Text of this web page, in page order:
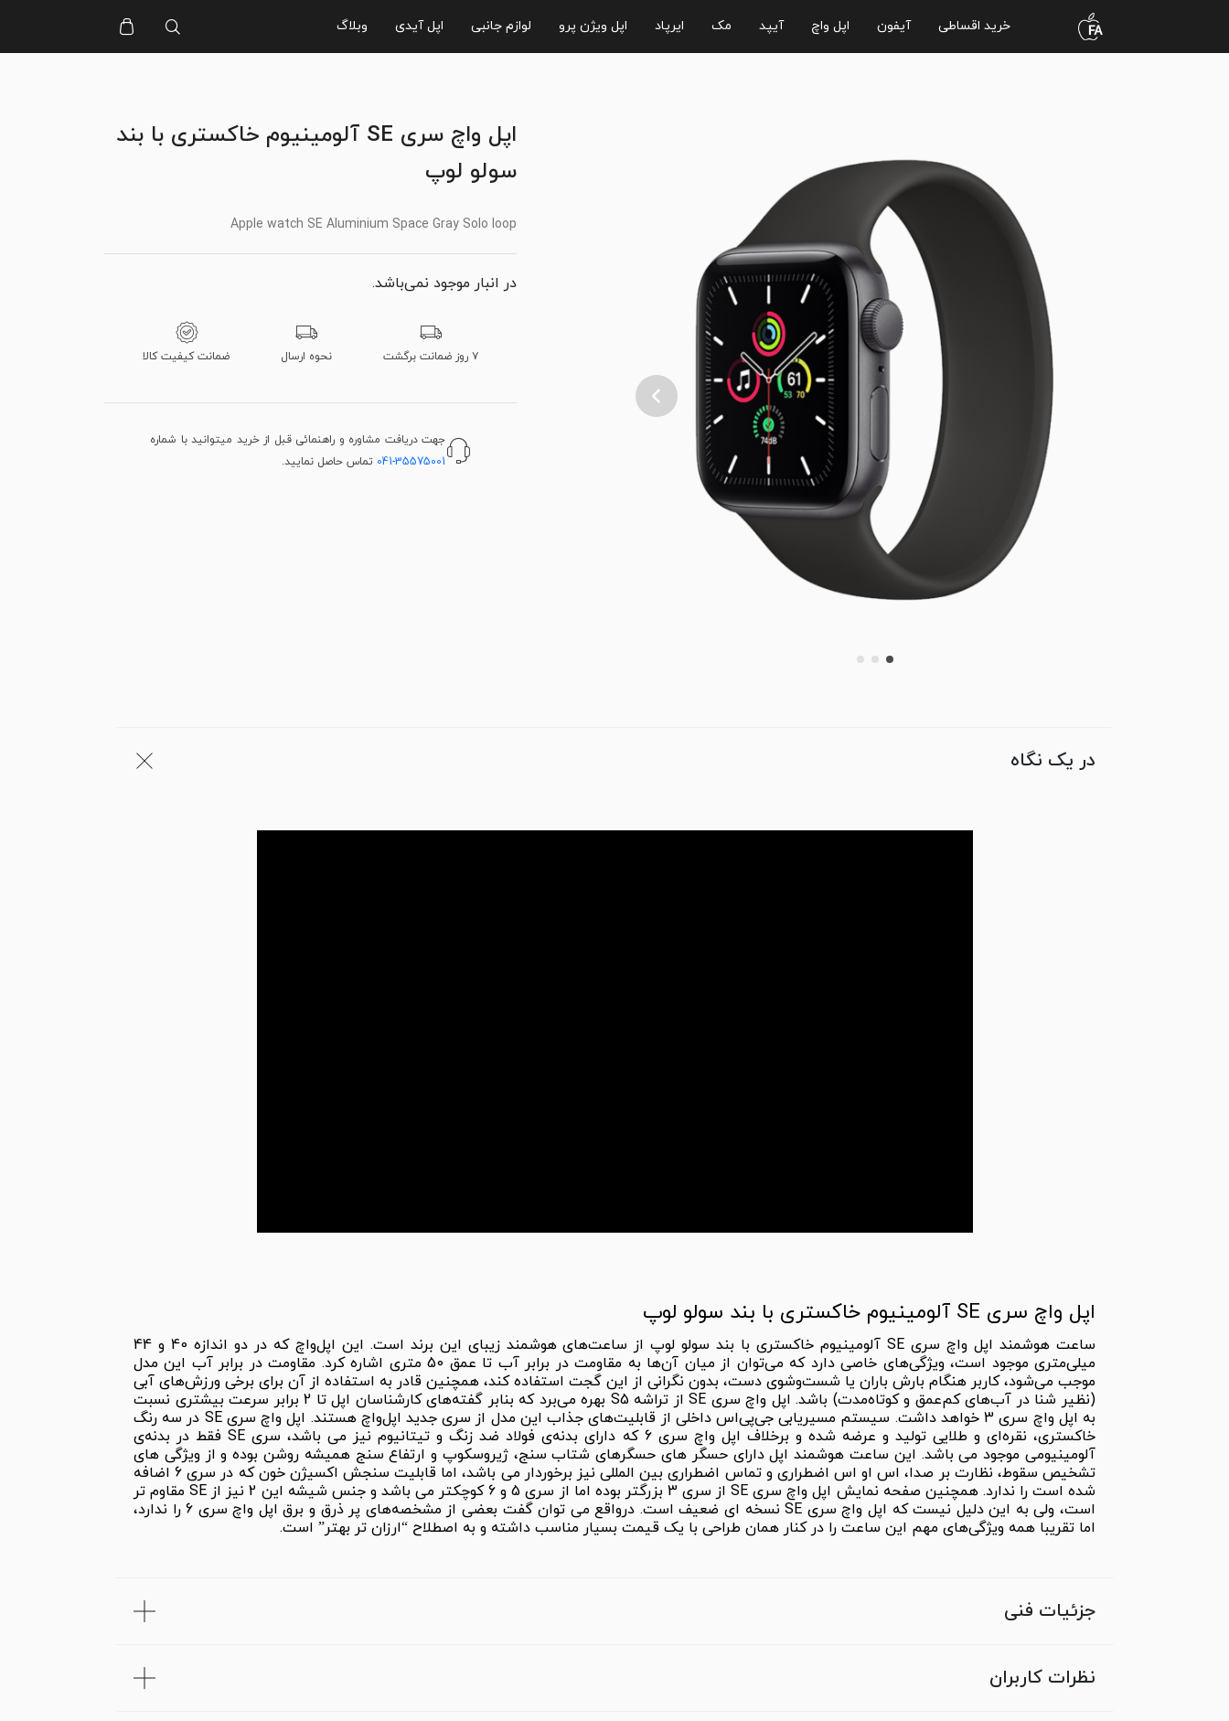
خرید اقساطی آیفون اپل واچ آیپد مک ایرپاد اپل ویژن پرو لوازم جانبی اپل آیدی وبلاگ
اپل واچ سری SE آلومینیوم خاکستری با بند
سولو لوپ
Apple watch SE Aluminium Space Gray Solo loop
در انبار موجود نمی‌باشد.
۷ روز ضمانت برگشت نحوه ارسال ضمانت کیفیت کالا
جهت دریافت مشاوره و راهنمائی قبل از خرید میتوانید با شماره
041-35575001 تماس حاصل نمایید.
در یک نگاه
اپل واچ سری SE آلومینیوم خاکستری با بند سولو لوپ
ساعت هوشمند اپل واچ سری SE آلومینیوم خاکستری با بند سولو لوپ از ساعت‌های هوشمند زیبای این برند است. این اپل‌واچ که در دو اندازه 40 و 44
میلی‌متری موجود است، ویژگی‌های خاصی دارد که می‌توان از میان آن‌ها به مقاومت در برابر آب تا عمق 50 متری اشاره کرد. مقاومت در برابر آب این مدل
موجب می‌شود، کاربر هنگام بارش باران یا شست‌وشوی دست، بدون نگرانی از این گجت استفاده ‌کند، همچنین قادر به استفاده از آن برای برخی ورزش‌های آبی
(نظیر شنا در آب‌های کم‌عمق و کوتاه‌مدت) باشد. اپل واچ سری SE از تراشه S5 بهره می‌برد که بنابر گفته‌های کارشناسان اپل تا 2 برابر سرعت بیشتری نسبت
به اپل واچ سری 3 خواهد داشت. سیستم مسیریابی جی‌پی‌اس داخلی از قابلیت‌های جذاب این مدل از سری جدید اپل‌واچ هستند. اپل واچ سری SE در سه رنگ
خاکستری، نقره‌ای و طلایی تولید و عرضه شده و برخلاف اپل واچ سری 6 که دارای بدنه‌ی فولاد ضد زنگ و تیتانیوم نیز می باشد، سری SE فقط در بدنه‌‌‌‌‌‌‌‌ی
آلومینیومی موجود می باشد. این ساعت هوشمند اپل دارای حسگر های حسگر‌های شتاب سنج، ژیروسکوپ و ارتفاع سنج همیشه روشن بوده و از ویژگی های
تشخیص سقوط، نظارت بر صدا، اس او اس اضطراری و تماس اضطراری بین المللی نیز برخوردار می باشد، اما قابلیت سنجش اکسیژن خون که در سری 6 اضافه
شده است را ندارد. همچنین صفحه نمایش اپل واچ سری SE از سری 3 بزرگتر بوده اما از سری 5 و 6 کوچکتر می باشد و جنس شیشه این 2 نیز از SE مقاوم تر
است، ولی به این دلیل نیست که اپل واچ سری SE نسخه ای ضعیف است. درواقع می توان گفت بعضی از مشخصه‌های پر ذرق و برق اپل واچ سری 6 را ندارد،
اما تقریبا همه ویژگی‌های مهم این ساعت را در کنار همان طراحی با یک قیمت بسیار مناسب داشته و به اصطلاح “ارزان تر بهتر” است.
جزئیات فنی
نظرات کاربران